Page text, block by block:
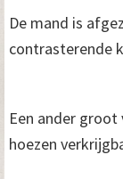
De mand is
contrasterende
Een ander
hoezen